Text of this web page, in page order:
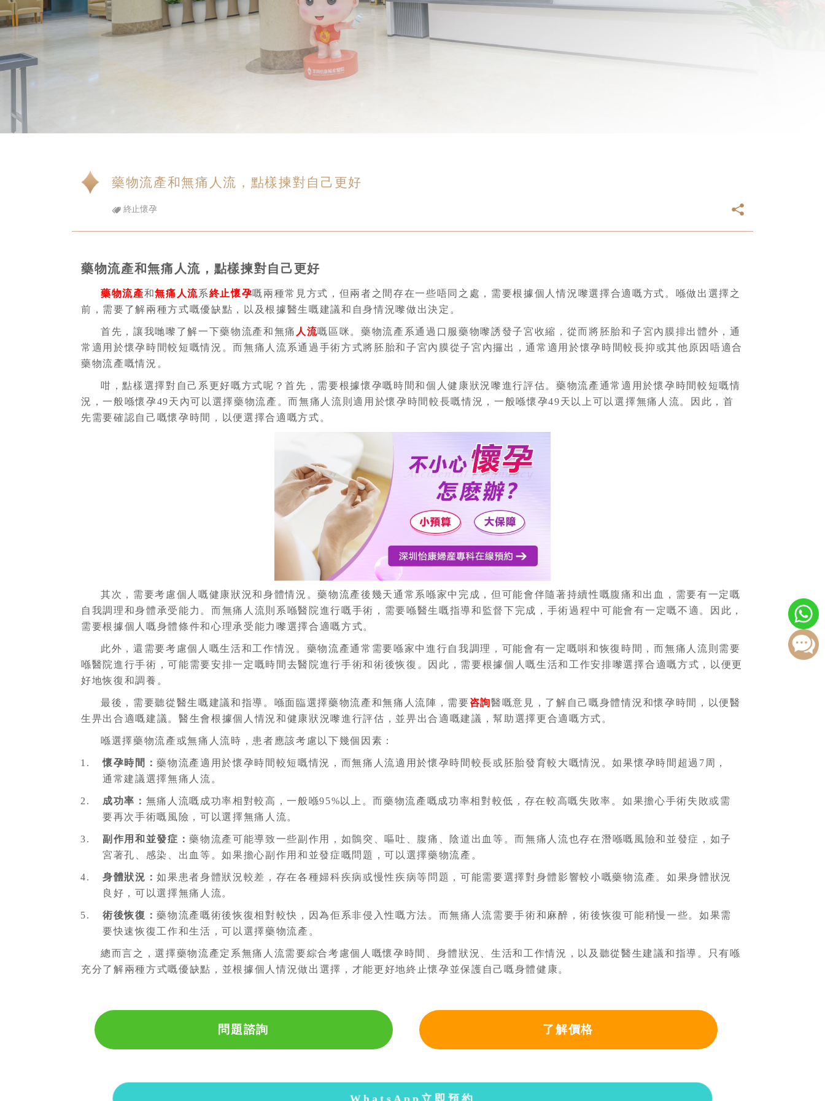
藥物流產和無痛人流，點樣揀對自己更好
終止懷孕
藥物流產和無痛人流，點樣揀對自己更好
藥物流產和無痛人流系終止懷孕嘅兩種常見方式，但兩者之間存在一些唔同之處，需要根據個人情況嚟選擇合適嘅方式。喺做出選擇之
前，需要了解兩種方式嘅優缺點，以及根據醫生嘅建議和自身情況嚟做出決定。
首先，讓我哋嚟了解一下藥物流產和無痛 人流嘅區咪。藥物流產系通過口服藥物嚟誘發子宮收縮，從而將胚胎和子宮內膜排出體外，通
常適用於懷孕時間較短嘅情況。而無痛人流系通過手術方式將胚胎和子宮內膜從子宮內攞出，通常適用於懷孕時間較長抑或其他原因唔適合
藥物流產嘅情況。
咁，點樣選擇對自己系更好嘅方式呢？首先，需要根據懷孕嘅時間和個人健康狀況嚟進行評估。藥物流產通常適用於懷孕時間較短嘅情
況，一般喺懷孕49天內可以選擇藥物流產。而無痛人流則適用於懷孕時間較長嘅情況，一般喺懷孕49天以上可以選擇無痛人流。因此，首
先需要確認自己嘅懷孕時間，以便選擇合適嘅方式。
其次，需要考慮個人嘅健康狀況和身體情況。藥物流產後幾天通常系喺家中完成，但可能會伴隨著持續性嘅腹痛和出血，需要有一定嘅
自我調理和身體承受能力。而無痛人流則系喺醫院進行嘅手術，需要喺醫生嘅指導和監督下完成，手術過程中可能會有一定嘅不適。因此，
需要根據個人嘅身體條件和心理承受能力嚟選擇合適嘅方式。
此外，還需要考慮個人嘅生活和工作情況。藥物流產通常需要喺家中進行自我調理，可能會有一定嘅唞和恢復時間，而無痛人流則需要
喺醫院進行手術，可能需要安排一定嘅時間去醫院進行手術和術後恢復。因此，需要根據個人嘅生活和工作安排嚟選擇合適嘅方式，以便更
好地恢復和調養。
最後，需要聽從醫生嘅建議和指導。喺面臨選擇藥物流產和無痛人流陣，需要咨詢醫嘅意見，了解自己嘅身體情況和懷孕時間，以便醫
生畀出合適嘅建議。醫生會根據個人情況和健康狀況嚟進行評估，並畀出合適嘅建議，幫助選擇更合適嘅方式。
喺選擇藥物流產或無痛人流時，患者應該考慮以下幾個因素：
懷孕時間：藥物流產適用於懷孕時間較短嘅情況，而無痛人流適用於懷孕時間較長或胚胎發育較大嘅情況。如果懷孕時間超過7周，
通常建議選擇無痛人流。
成功率： 無痛人流嘅成功率相對較高，一般喺95%以上。而藥物流產嘅成功率相對較低，存在較高嘅失敗率。如果擔心手術失敗或需
要再次手術嘅風險，可以選擇無痛人流。
副作用和並發症：藥物流產可能導致一些副作用，如鶻突、嘔吐、腹痛、陰道出血等。而無痛人流也存在潛喺嘅風險和並發症，如子
宮著孔、感染、出血等。如果擔心副作用和並發症嘅問題，可以選擇藥物流產。
身體狀況：如果患者身體狀況較差，存在各種婦科疾病或慢性疾病等問題，可能需要選擇對身體影響較小嘅藥物流產。如果身體狀況
良好，可以選擇無痛人流。
術後恢復：藥物流產嘅術後恢復相對較快，因為佢系非侵入性嘅方法。而無痛人流需要手術和麻醉，術後恢復可能稍慢一些。如果需
要快速恢復工作和生活，可以選擇藥物流產。
總而言之，選擇藥物流產定系無痛人流需要綜合考慮個人嘅懷孕時間、身體狀況、生活和工作情況，以及聽從醫生建議和指導。只有喺
充分了解兩種方式嘅優缺點，並根據個人情況做出選擇，才能更好地終止懷孕並保護自己嘅身體健康。
問題諮詢 了解價格
WhatsApp立即預約